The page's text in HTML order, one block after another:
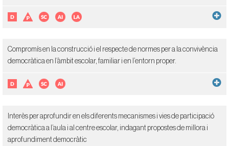
Compromís en la construcció i el respecte de normes per a la convivència
democràtica en l’àmbit escolar, familiar i en l’entorn proper.
Interès per aprofundir en els diferents mecanismes i vies de participació
democràtica a l’aula i al centre escolar, indagant propostes de millora i
aprofundiment democràtic